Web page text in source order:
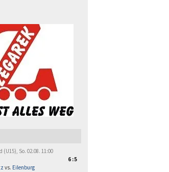
(U15), So. 02.08. 11:00
vs. Eilenburg
6:5